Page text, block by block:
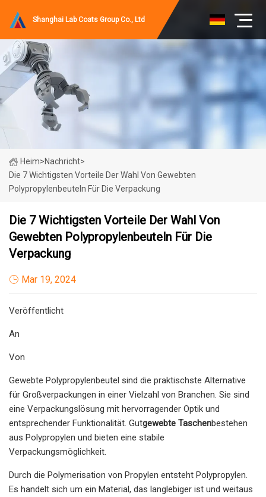
Shanghai Lab Coats Group Co., Ltd
Heim>Nachricht>
Die 7 Wichtigsten Vorteile Der Wahl Von Gewebten
Polypropylenbeuteln Für Die Verpackung
Die 7 Wichtigsten Vorteile Der Wahl Von
Gewebten Polypropylenbeuteln Für Die
Verpackung
Mar 19, 2024
Veröffentlicht
An
Von
Gewebte Polypropylenbeutel sind die praktischste Alternative
für Großverpackungen in einer Vielzahl von Branchen. Sie sind
eine Verpackungslösung mit hervorragender Optik und
entsprechender Funktionalität. Gutgewebte Taschenbestehen
aus Polypropylen und bieten eine stabile
Verpackungsmöglichkeit.
Durch die Polymerisation von Propylen entsteht Polypropylen.
Es handelt sich um ein Material, das langlebiger ist und weitaus